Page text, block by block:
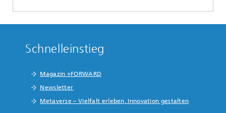
Schnelleinstieg
Magazin »FORWARD
Newsletter
Metaverse – Vielfalt erleben, Innovation gestalten